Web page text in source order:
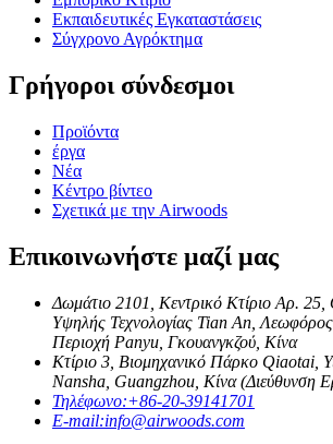
Εκπαιδευτικές Εγκαταστάσεις
Σύγχρονο Αγρόκτημα
Γρήγοροι σύνδεσμοι
Προϊόντα
έργα
Νέα
Κέντρο βίντεο
Σχετικά με την Airwoods
Επικοινωνήστε μαζί μας
Δωμάτιο 2101, Κεντρικό Κτίριο Αρ.
Υψηλής Τεχνολογίας Tian An,
Περιοχή Panyu, Γκουανγκζού, Κίνα
Κτίριο 3, Βιομηχανικό Πάρκο Qiaotai,
Nansha, Guangzhou, Κίνα (Διεύθυνση
Τηλέφωνο:+86-20-39141701
E-mail:info@airwoods.com